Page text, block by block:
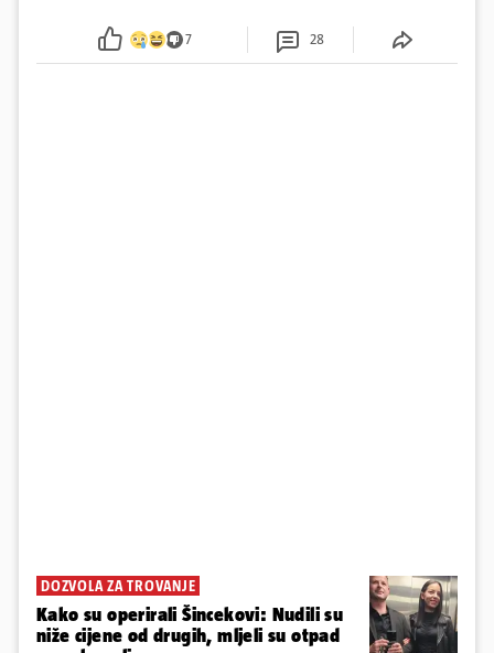
7 28
DOZVOLA ZA TROVANJE
Kako su operirali Šincekovi: Nudili su
niže cijene od drugih, mljeli su otpad